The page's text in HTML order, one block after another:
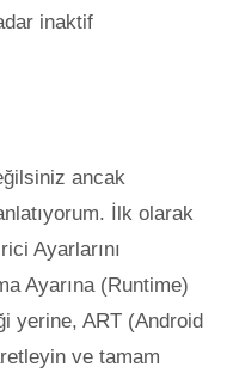
inaktif
ancak
İlk olarak
Ayarlarını
Ayarına (Runtime)
yerine, ART (Android
ve tamam